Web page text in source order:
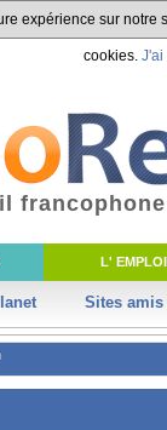
expérience sur
cookies. J'ai
L' EMPLOI
Sites amis